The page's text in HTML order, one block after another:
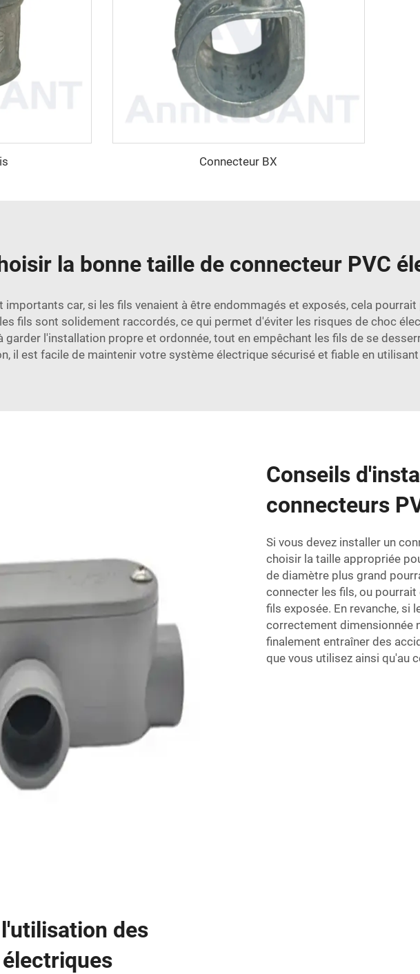
Connecteur BX
la bonne taille de connecteur PVC
importants car, si les fils venaient à être endommagés et exposés, cela
fils sont solidement raccordés, ce qui permet d'éviter les risques de choc
garder l'installation propre et ordonnée, tout en empêchant les fils de se
il est facile de maintenir votre système électrique sécurisé et fiable en
Conseils
connecteurs
Si vous devez installer un
choisir la taille appropriée
de diamètre plus grand
connecter les fils, ou
fils exposée. En revanche, si
correctement dimensionnée
finalement entraîner des
que vous utilisez ainsi qu'au
des